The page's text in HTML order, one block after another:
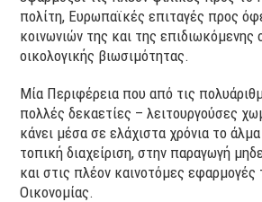
πολίτη, Ευρωπαϊκές επιταγές προς
κοινωνιών της και της επιδιωκόμενης
οικολογικής βιωσιμότητας.
Μία Περιφέρεια που από τις
πολλές δεκαετίες – λειτουργούσες
κάνει μέσα σε ελάχιστα χρόνια το
τοπική διαχείριση, στην παραγωγή
και στις πλέον καινοτόμες εφαρμογές
Οικονομίας.